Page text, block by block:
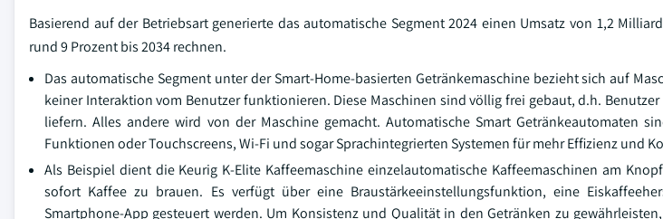
Basierend auf der Betriebsart generierte das automatische Segment 2024 einen Umsatz von 1,2
rund 9 Prozent bis 2034 rechnen.
Das automatische Segment unter der Smart-Home-basierten Getränkemaschine bezieht sich auf
keiner Interaktion vom Benutzer funktionieren. Diese Maschinen sind völlig frei gebaut, d.h.
liefern. Alles andere wird von der Maschine gemacht. Automatische Smart Getränkeautomaten
Funktionen oder Touchscreens, Wi-Fi und sogar Sprachintegrierten Systemen für mehr Effizienz und
Als Beispiel dient die Keurig K-Elite Kaffeemaschine einzelautomatische Kaffeemaschinen am
sofort Kaffee zu brauen. Es verfügt über eine Braustärkeeinstellungsfunktion, eine
Smartphone-App gesteuert werden. Um Konsistenz und Qualität in den Getränken zu